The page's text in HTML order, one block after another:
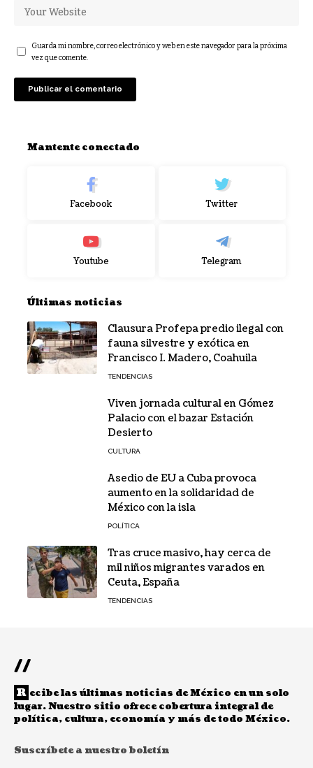
Guarda mi nombre, correo electrónico y web en este navegador para la próxima
vez que comente.
Mantente conectado
Facebook Twitter
Youtube Telegram
Últimas noticias
Clausura Profepa predio ilegal con
fauna silvestre y exótica en
Francisco I. Madero, Coahuila
TENDENCIAS
Viven jornada cultural en Gómez
Palacio con el bazar Estación
Desierto
CULTURA
Asedio de EU a Cuba provoca
aumento en la solidaridad de
México con la isla
POLÍTICA
Tras cruce masivo, hay cerca de
mil niños migrantes varados en
Ceuta, España
TENDENCIAS
//
R ecibe las últimas noticias de México en un solo
lugar. Nuestro sitio ofrece cobertura integral de
política, cultura, economía y más de todo México.
Suscríbete a nuestro boletín